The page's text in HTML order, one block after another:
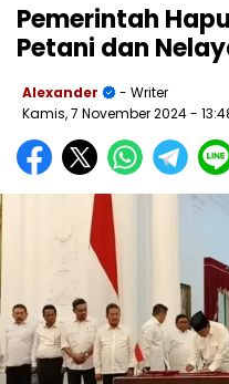
Pemerintah
Petani dan
Alexander
- Writer
Kamis, 7 November 2024-